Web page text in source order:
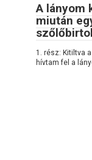
A lányom
miután
1. rész: Kitiltva
hívtam fel a